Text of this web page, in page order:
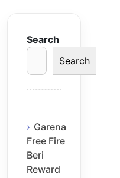
Search
Search
Garena
Free Fire
Beri
Reward